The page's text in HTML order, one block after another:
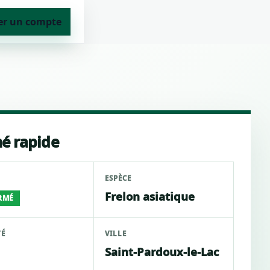
un compte
rapide
ESPÈCE
Frelon asiatique
VILLE
Saint-Pardoux-le-Lac